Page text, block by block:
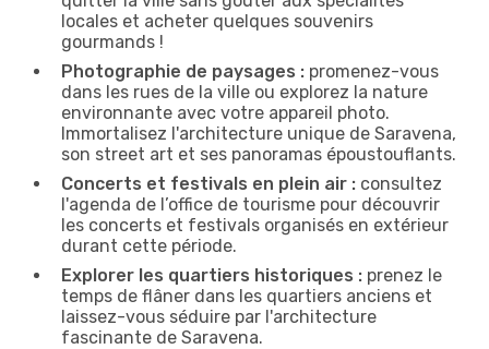
locales et acheter quelques souvenirs
gourmands !
Photographie de paysages : promenez-vous
dans les rues de la ville ou explorez la nature
environnante avec votre appareil photo.
Immortalisez l'architecture unique de Saravena,
son street art et ses panoramas époustouflants.
Concerts et festivals en plein air : consultez
l'agenda de l’office de tourisme pour découvrir
les concerts et festivals organisés en extérieur
durant cette période.
Explorer les quartiers historiques : prenez le
temps de flâner dans les quartiers anciens et
laissez-vous séduire par l'architecture
fascinante de Saravena.